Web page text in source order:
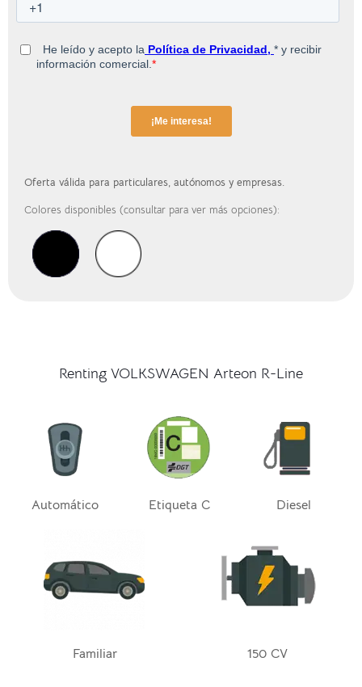
Oferta válida para particulares, autónomos y empresas.
Colores disponibles (consultar para ver más opciones):
Renting VOLKSWAGEN Arteon R-Line
Automático Etiqueta C Diesel
Familiar 150 CV